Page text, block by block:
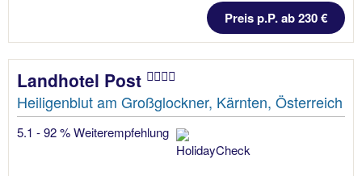
Preis p.P. ab 230 €
Landhotel Post
Heiligenblut am Großglockner, Kärnten, Österreich
5.1 - 92 % Weiterempfehlung